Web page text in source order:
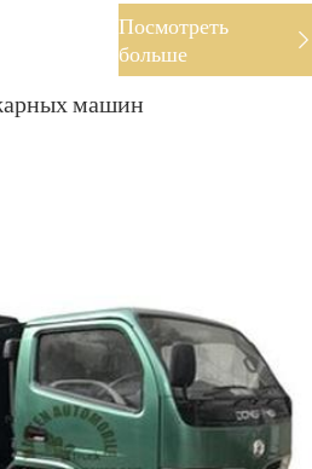
Посмотреть
больше

машин